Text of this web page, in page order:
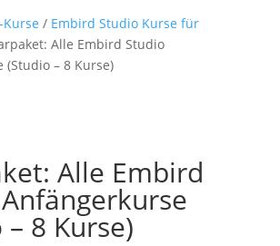
/ Embird Studio Kurse für
Alle Embird Studio
(Studio – 8 Kurse)
Alle Embird
8 Kurse)